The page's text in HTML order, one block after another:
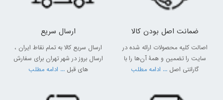
ضمانت اصل بودن کالا
اصالت کلیه محصولات ارائه شده در
سایت را تضمین و همۀ آن‌ها را با
گارانتی اصل ... ادامه مطلب
ارسال سریع
ارسال سریع کالا به تمام نقاط ایران ،
ارسال بروز در شهر تهران برای سفارش
های قبل ... ادامه مطلب